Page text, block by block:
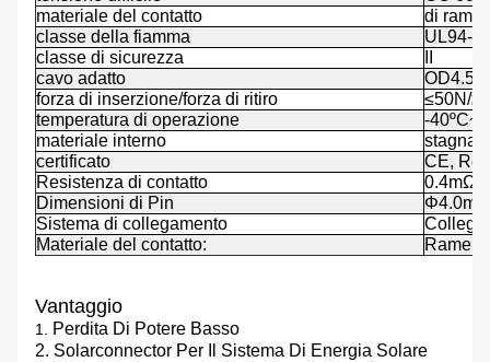
materiale del contatto
di
classe della fiamma
UL94-
classe di sicurezza
cavo adatto
OD4.5-
forza di inserzione/forza di ritiro
≤50N/
temperatura di operazione
-
materiale interno
certificato
CE,
Resistenza di contatto
0.4mΩ
Dimensioni di Pin
Φ4.0mm
Sistema di collegamento
Materiale del contatto:
Rame,
Vantaggio
1. Perdita Di Potere Basso
2. Solarconnector Per Il Sistema Di Energia Solare